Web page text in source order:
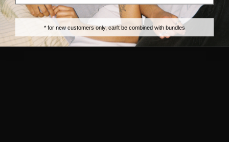
* for new customers only, can't be combined with bundles